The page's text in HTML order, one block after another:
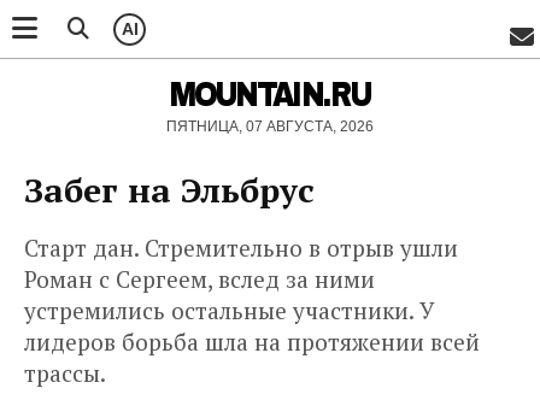
AI
MOUNTAIN.RU
ПЯТНИЦА, 07 АВГУСТА, 2026
Забег на Эльбрус
Старт дан. Стремительно в отрыв ушли
Роман с Сергеем, вслед за ними
устремились остальные участники. У
лидеров борьба шла на протяжении всей
трассы.